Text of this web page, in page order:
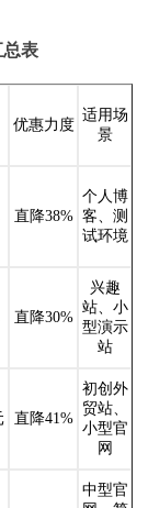
表
优惠力度
适用场
景
直降38%
个人博
客、测
试环境
直降30%
兴趣
站、小
型演示
站
直降41%
初创外
贸站、
小型官
网
中型官